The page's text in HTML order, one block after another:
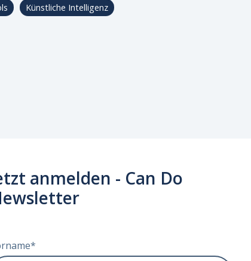
Künstliche Intelligenz
anmelden - Can Do
*